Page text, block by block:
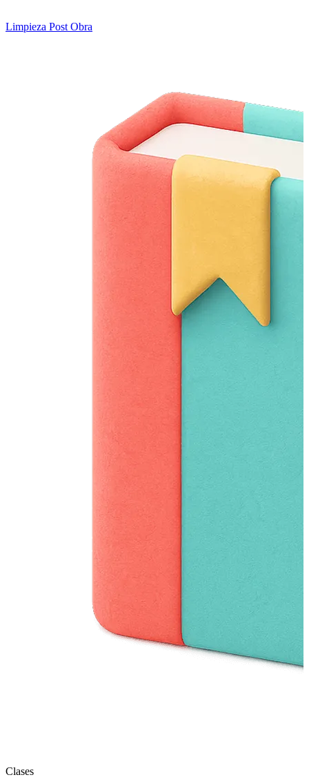
Limpieza Post Obra
Clases